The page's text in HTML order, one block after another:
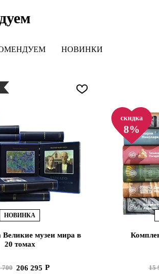
НОВИНКИ
НОВИНКА
Великие музеи мира в
20 томах
700 206 295
скидка
8%
15